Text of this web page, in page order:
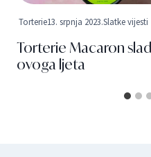
Torterie Macaron
ovoga ljeta
Torterie13. srpnja 2023.Slatke vijesti